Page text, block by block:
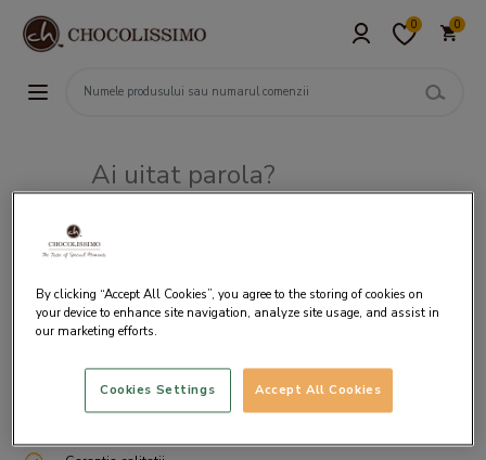
0 0
Ai uitat parola?
Livrare gratuita incepand cu 200 lei
By clicking “Accept All Cookies”, you agree to the storing of cookies on
your device to enhance site navigation, analyze site usage, and assist in
our marketing efforts.
Accept All Cookies
Cookies Settings